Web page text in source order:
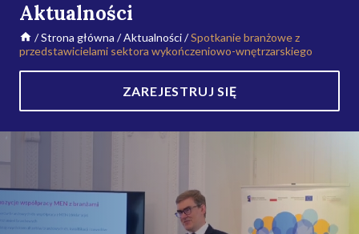
Aktualności
/Strona główna /Aktualności/Spotkanie branżowe z
przedstawicielami sektora wykończeniowo-wnętrzarskiego
ZAREJESTRUJ SIĘ